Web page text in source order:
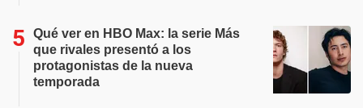
Qué ver en HBO Max: la serie Más
que rivales presentó a los
protagonistas de la nueva
temporada